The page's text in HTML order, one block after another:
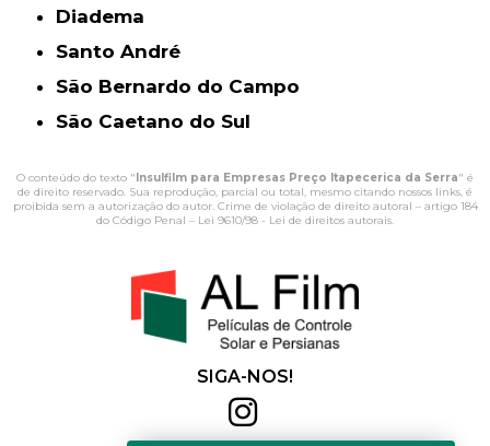
Diadema
Santo André
São Bernardo do Campo
São Caetano do Sul
O conteúdo do texto "Insulfilm para Empresas Preço Itapecerica da Serra" é
de direito reservado. Sua reprodução, parcial ou total, mesmo citando nossos links, é
proibida sem a autorização do autor. Crime de violação de direito autoral – artigo 184
do Código Penal – Lei 9610/98 - Lei de direitos autorais.
SIGA-NOS!